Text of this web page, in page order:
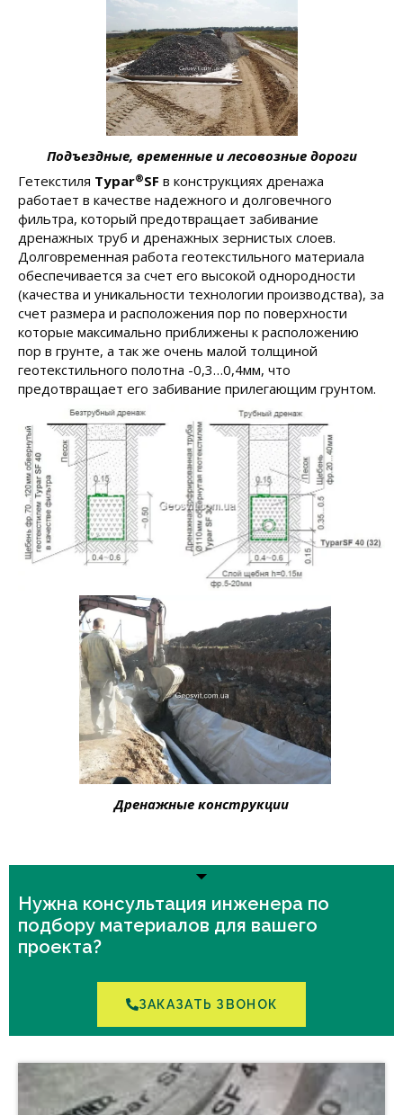
Подъездные, временные и лесовозные дороги
Гетекстиля Typar®SF в конструкциях дренажа
работает в качестве надежного и долговечного
фильтра, который предотвращает забивание
дренажных труб и дренажных зернистых слоев.
Долговременная работа геотекстильного материала
обеспечивается за счет его высокой однородности
(качества и уникальности технологии производства), за
счет размера и расположения пор по поверхности
которые максимально приближены к расположению
пор в грунте, а так же очень малой толщиной
геотекстильного полотна -0,3…0,4мм, что
предотвращает его забивание прилегающим грунтом.
Дренажные конструкции
Нужна консультация инженера по
подбору материалов для вашего
проекта?
ЗАКАЗАТЬ ЗВОНОК